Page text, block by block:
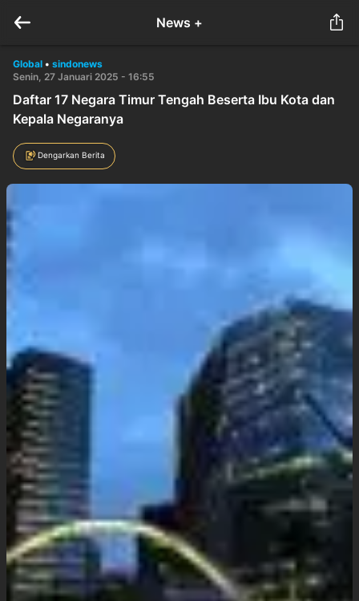
News +
Global • sindonews
Senin, 27 Januari 2025 - 16:55
Daftar 17 Negara Timur Tengah Beserta Ibu Kota dan
Kepala Negaranya
Dengarkan Berita